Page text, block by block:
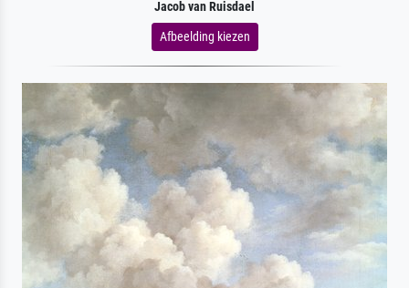
Jacob van Ruisdael
Afbeelding kiezen